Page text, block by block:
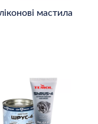
мастила